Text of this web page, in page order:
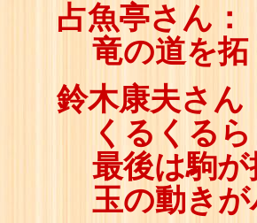
占魚亭さん：
竜の道を
鈴木康夫さん
くるくる
最後は駒
玉の動き